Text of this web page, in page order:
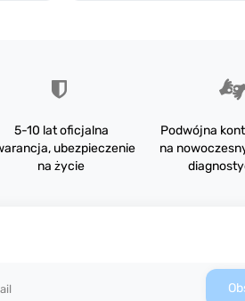
5-10 lat oficjalna
ubezpieczenie
na życie
Podwójna
na